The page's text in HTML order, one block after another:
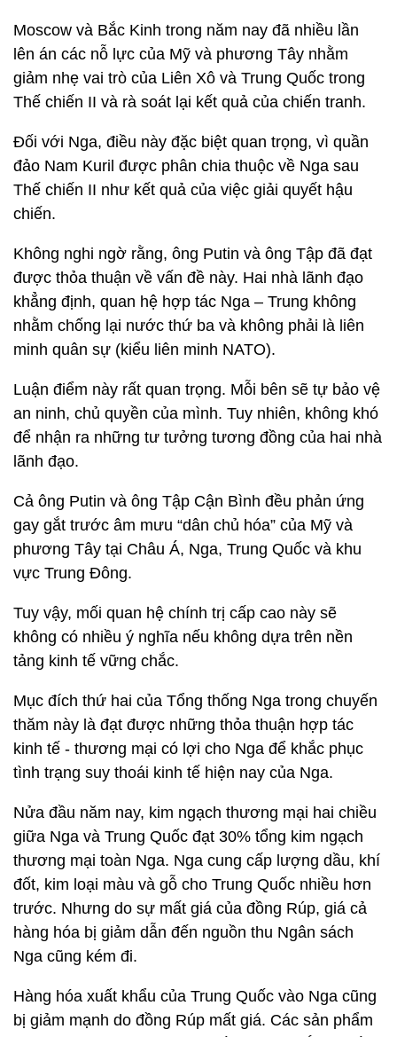
Moscow và Bắc Kinh trong năm nay đã nhiều lần
lên án các nỗ lực của Mỹ và phương Tây nhằm
giảm nhẹ vai trò của Liên Xô và Trung Quốc trong
Thế chiến II và rà soát lại kết quả của chiến tranh.
Đối với Nga, điều này đặc biệt quan trọng, vì quần
đảo Nam Kuril được phân chia thuộc về Nga sau
Thế chiến II như kết quả của việc giải quyết hậu
chiến.
Không nghi ngờ rằng, ông Putin và ông Tập đã đạt
được thỏa thuận về vấn đề này. Hai nhà lãnh đạo
khẳng định, quan hệ hợp tác Nga – Trung không
nhằm chống lại nước thứ ba và không phải là liên
minh quân sự (kiểu liên minh NATO).
Luận điểm này rất quan trọng. Mỗi bên sẽ tự bảo vệ
an ninh, chủ quyền của mình. Tuy nhiên, không khó
để nhận ra những tư tưởng tương đồng của hai nhà
lãnh đạo.
Cả ông Putin và ông Tập Cận Bình đều phản ứng
gay gắt trước âm mưu “dân chủ hóa” của Mỹ và
phương Tây tại Châu Á, Nga, Trung Quốc và khu
vực Trung Đông.
Tuy vậy, mối quan hệ chính trị cấp cao này sẽ
không có nhiều ý nghĩa nếu không dựa trên nền
tảng kinh tế vững chắc.
Mục đích thứ hai của Tổng thống Nga trong chuyến
thăm này là đạt được những thỏa thuận hợp tác
kinh tế - thương mại có lợi cho Nga để khắc phục
tình trạng suy thoái kinh tế hiện nay của Nga.
Nửa đầu năm nay, kim ngạch thương mại hai chiều
giữa Nga và Trung Quốc đạt 30% tổng kim ngạch
thương mại toàn Nga. Nga cung cấp lượng dầu, khí
đốt, kim loại màu và gỗ cho Trung Quốc nhiều hơn
trước. Nhưng do sự mất giá của đồng Rúp, giá cả
hàng hóa bị giảm dẫn đến nguồn thu Ngân sách
Nga cũng kém đi.
Hàng hóa xuất khẩu của Trung Quốc vào Nga cũng
bị giảm mạnh do đồng Rúp mất giá. Các sản phẩm